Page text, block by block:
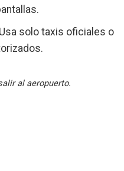
Usa solo taxis oficiales o
al aeropuerto.